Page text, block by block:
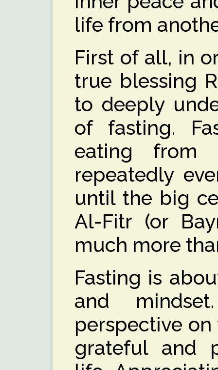
life from
First of all, in
true blessing
to deeply
of fasting.
eating from
repeatedly
until the big
Al-Fitr (or
much more
Fasting is
and
perspective
grateful and